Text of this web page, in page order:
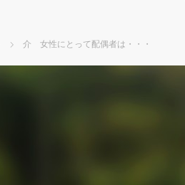
介 女性にとって配偶者は・・・